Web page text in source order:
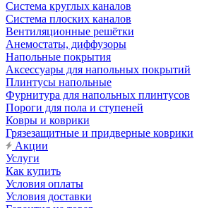
Система круглых каналов
Система плоских каналов
Вентиляционные решётки
Анемостаты, диффузоры
Напольные покрытия
Аксессуары для напольных покрытий
Плинтусы напольные
Фурнитура для напольных плинтусов
Пороги для пола и ступеней
Ковры и коврики
Грязезащитные и придверные коврики
Акции
Услуги
Как купить
Условия оплаты
Условия доставки